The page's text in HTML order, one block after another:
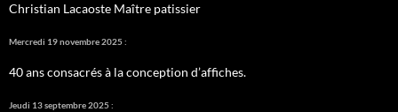
Christian Lacaoste Maître patissier
Mercredi 19 novembre 2025 :
40 ans consacrés à la conception d’affiches.
Jeudi 13 septembre 2025 :